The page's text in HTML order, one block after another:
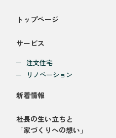
トップページ
サービス
注文住宅
リノベーション
新着情報
社長の生い立ちと
「家づくりへの想い」